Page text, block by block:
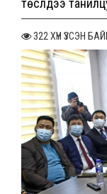
төслүүдээ
322 ХҮН ҮЗСЭН